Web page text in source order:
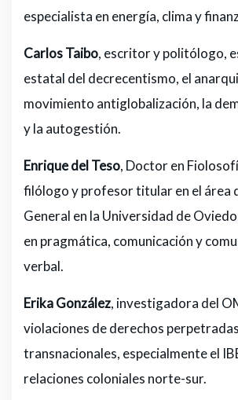
especialista en energía, clima y
Carlos Taibo, escritor y politólogo,
estatal del decrecentismo, el
movimiento antiglobalización, la
y la autogestión.
Enrique del Teso, Doctor en
filólogo y profesor titular en el área
General en la Universidad de
en pragmática, comunicación y
verbal.
Erika González, investigadora del
violaciones de derechos
transnacionales, especialmente el
relaciones coloniales norte-sur.